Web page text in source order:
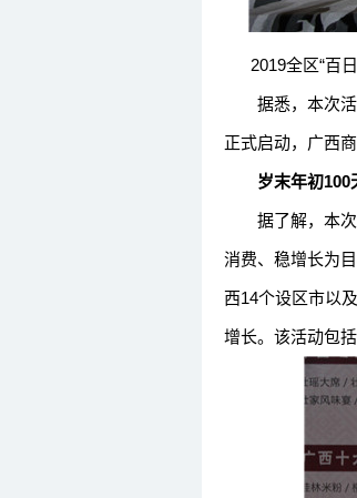
2019全区“百
据悉，本次活
正式启动，广西
岁末年初100
据了解，本次“
消费、稳增长为
西14个设区市以
增长。该活动包